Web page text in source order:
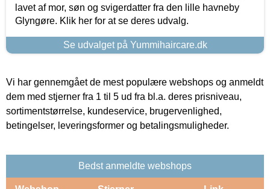
lavet af mor, søn og svigerdatter fra den lille havneby
Glyngøre. Klik her for at se deres udvalg.
Se udvalget på Yummihaircare.dk
Vi har gennemgået de mest populære webshops og anmeldt
dem med stjerner fra 1 til 5 ud fra bl.a. deres prisniveau,
sortimentstørrelse, kundeservice, brugervenlighed,
betingelser, leveringsformer og betalingsmuligheder.
Bedst anmeldte webshops